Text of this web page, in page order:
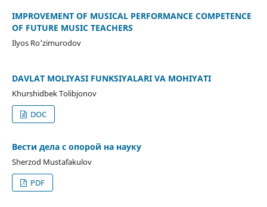
IMPROVEMENT OF MUSICAL PERFORMANCE COMPETENCE
OF FUTURE MUSIC TEACHERS
Ilyos Ro'zimurodov
DAVLAT MOLIYASI FUNKSIYALARI VA MOHIYATI
Khurshidbek Tolibjonov
DOC
Вести дела с опорой на науку
Sherzod Mustafakulov
PDF